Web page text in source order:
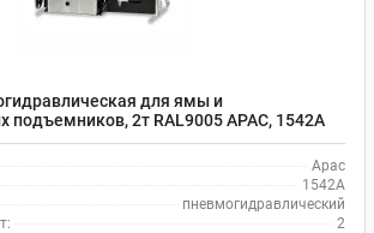
для ямы и
подъемников, 2т RAL9005 APAC, 1542A
Apac
1542A
пневмогидравлический
2